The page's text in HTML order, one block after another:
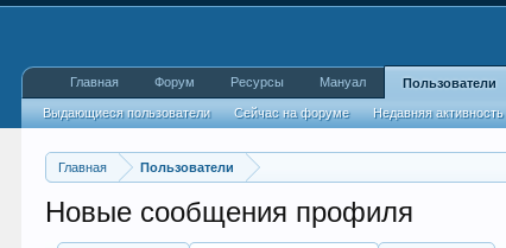
Главная Пользователи
Новые сообщения профиля
Главная Форум Ресурсы Мануал Пользователи
Выдающиеся пользователи Сейчас на форуме Недавняя активность